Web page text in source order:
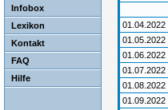
Infobox
Lexikon
Kontakt
FAQ
Hilfe
01.04.2022
01.05.2022
01.06.2022
01.07.2022
01.08.2022
01.09.2022